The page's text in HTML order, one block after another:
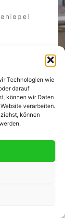
Technologien wie
darauf
können wir Daten
verarbeiten.
können
ausfallen
risikofrei zu